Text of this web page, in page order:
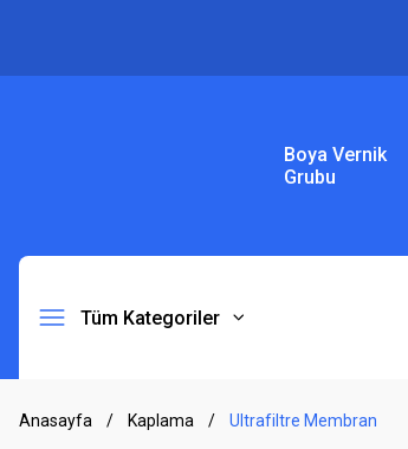
Boya Vernik
Grubu
Tüm Kategoriler
Anasayfa Kaplama Ultrafiltre Membran